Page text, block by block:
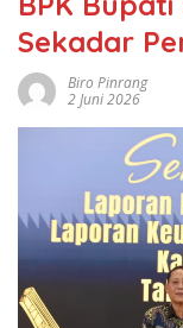
Sekadar
Biro Pinrang
2 Juni 2026